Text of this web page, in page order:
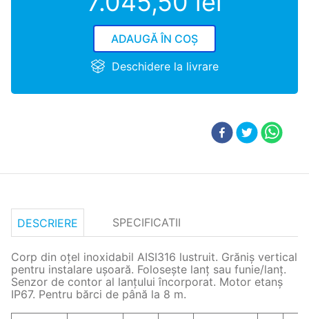
ADAUGĂ ÎN COȘ
Deschidere la livrare
DESCRIERE SPECIFICATII
Corp din oțel inoxidabil AISI316 lustruit. Grăniș vertical
pentru instalare ușoară. Folosește lanț sau funie/lanț.
Senzor de contor al lanțului încorporat. Motor etanș
IP67. Pentru bărci de până la 8 m.